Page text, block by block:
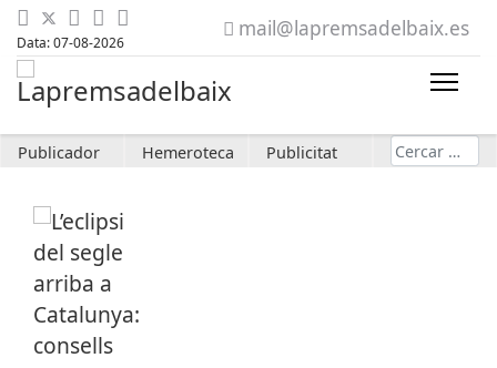
Data: 07-08-2026
mail@lapremsadelbaix.es
Publicador Hemeroteca Publicitat Cerca